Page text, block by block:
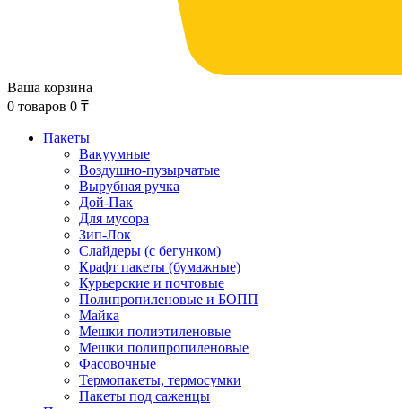
Ваша корзина
0 товаров 0 ₸
Пакеты
Вакуумные
Воздушно-пузырчатые
Вырубная ручка
Дой-Пак
Для мусора
Зип-Лок
Слайдеры (с бегунком)
Крафт пакеты (бумажные)
Курьерские и почтовые
Полипропиленовые и БОПП
Майка
Мешки полиэтиленовые
Мешки полипропиленовые
Фасовочные
Термопакеты, термосумки
Пакеты под саженцы